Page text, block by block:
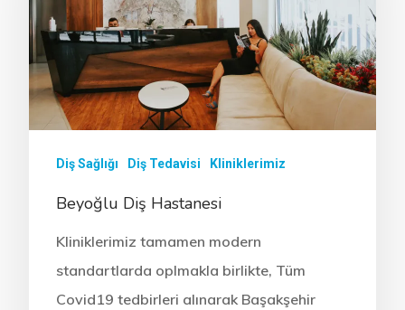
Diş Sağlığı Diş Tedavisi Kliniklerimiz
Beyoğlu Diş Hastanesi
Kliniklerimiz tamamen modern
standartlarda oplmakla birlikte, Tüm
Covid19 tedbirleri alınarak Başakşehir